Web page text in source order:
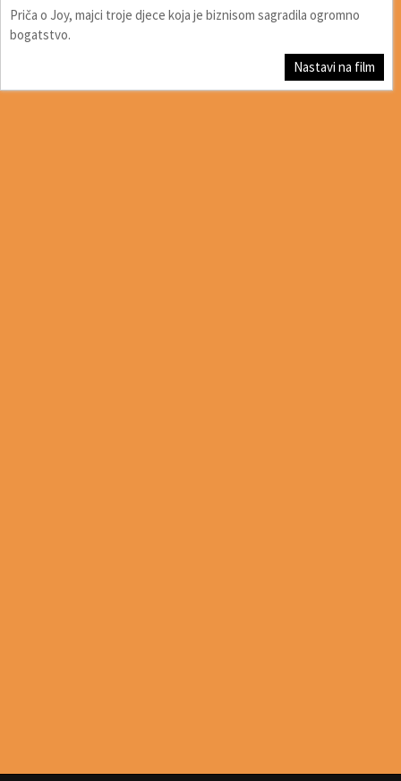
Priča o Joy, majci troje djece koja je biznisom sagradila ogromno
bogatstvo.
Nastavi na film